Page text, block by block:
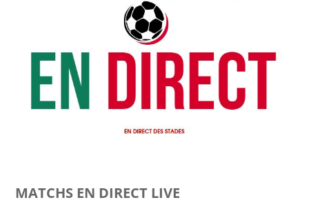
MATCHS EN DIRECT LIVE